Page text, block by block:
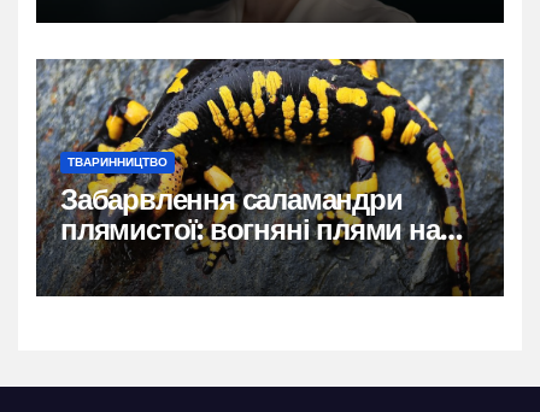
ТВАРИННИЦТВО
Забарвлення саламандри
плямистої: вогняні плями на
чорному тлі